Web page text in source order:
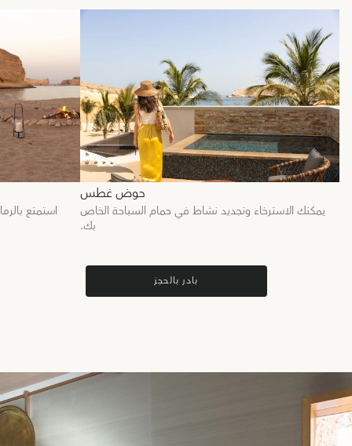
حوض غطس
يمكنك الاسترخاء وتجديد نشاط في حمام السباحة الخاص
بك.
استمتع
بادر بالحجز